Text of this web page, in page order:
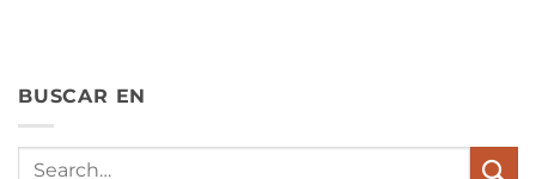
BUSCAR EN